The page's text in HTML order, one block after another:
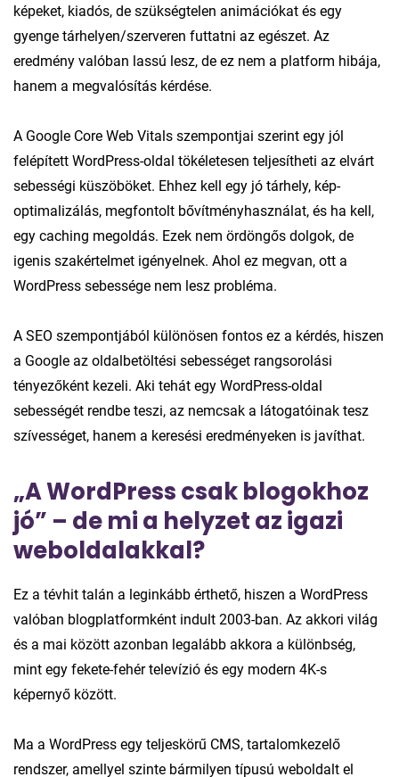
képeket, kiadós, de szükségtelen animációkat és egy
gyenge tárhelyen/szerveren futtatni az egészet. Az
eredmény valóban lassú lesz, de ez nem a platform hibája,
hanem a megvalósítás kérdése.
A Google Core Web Vitals szempontjai szerint egy jól
felépített WordPress-oldal tökéletesen teljesítheti az elvárt
sebességi küszöböket. Ehhez kell egy jó tárhely, kép-
optimalizálás, megfontolt bővítményhasználat, és ha kell,
egy caching megoldás. Ezek nem ördöngős dolgok, de
igenis szakértelmet igényelnek. Ahol ez megvan, ott a
WordPress sebessége nem lesz probléma.
A SEO szempontjából különösen fontos ez a kérdés, hiszen
a Google az oldalbetöltési sebességet rangsorolási
tényezőként kezeli. Aki tehát egy WordPress-oldal
sebességét rendbe teszi, az nemcsak a látogatóinak tesz
szívességet, hanem a keresési eredményeken is javíthat.
„A WordPress csak blogokhoz
jó” – de mi a helyzet az igazi
weboldalakkal?
Ez a tévhit talán a leginkább érthető, hiszen a WordPress
valóban blogplatformként indult 2003-ban. Az akkori világ
és a mai között azonban legalább akkora a különbség,
mint egy fekete-fehér televízió és egy modern 4K-s
képernyő között.
Ma a WordPress egy teljeskörű CMS, tartalomkezelő
rendszer, amellyel szinte bármilyen típusú weboldalt el